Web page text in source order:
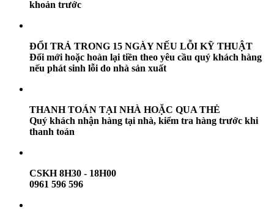
khoản trước
ĐỔI TRẢ TRONG 15 NGÀY NẾU LỖI KỸ THUẬT
Đổi mới hoặc hoàn lại tiền theo yêu cầu quý khách hàng
nếu phát sinh lỗi do nhà sản xuất
THANH TOÁN TẠI NHÀ HOẶC QUA THẺ
Quý khách nhận hàng tại nhà, kiểm tra hàng trước khi
thanh toán
CSKH 8H30 - 18H00
0961 596 596